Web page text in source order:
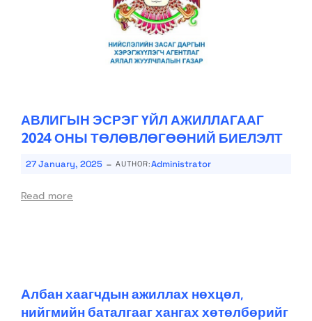
АВЛИГЫН ЭСРЭГ ҮЙЛ АЖИЛЛАГААГ
2024 ОНЫ ТӨЛӨВЛӨГӨӨНИЙ БИЕЛЭЛТ
27 January, 2025 - AUTHOR:Administrator
Read more
Албан хаагчдын ажиллах нөхцөл,
нийгмийн баталгааг хангах хөтөлбөрийг